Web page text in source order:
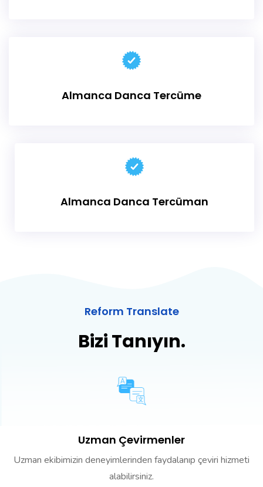
Almanca Danca Tercüme
Almanca Danca Tercüman
Reform Translate
Bizi Tanıyın.
Uzman Çevirmenler
Uzman ekibimizin deneyimlerinden faydalanıp çeviri hizmeti
alabilirsiniz.